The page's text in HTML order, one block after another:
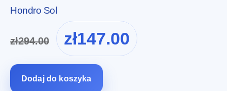
Hondro Sol
zł294.00
Pierwotna
cena
wynosiła:
zł147.00
cena
Dodaj do koszyka